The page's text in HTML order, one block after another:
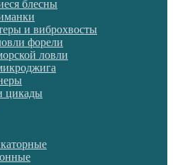
блесны
и виброхвосты
форели
ловли
цикады